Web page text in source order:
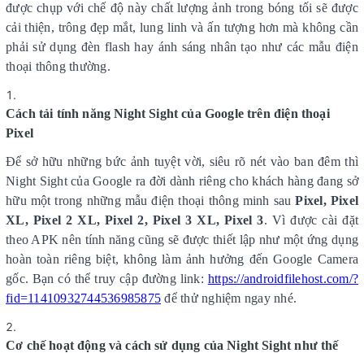
được chụp với chế độ này chất lượng ảnh trong bóng tối sẽ được
cải thiện, trông đẹp mắt, lung linh và ấn tượng hơn mà không cần
phải sử dụng đèn flash hay ánh sáng nhân tạo như các mẫu điện
thoại thông thường.
Cách tải tính năng Night Sight của Google trên điện thoại
Pixel
Để sở hữu những bức ảnh tuyệt vời, siêu rõ nét vào ban đêm thì
Night Sight của Google ra đời dành riêng cho khách hàng đang sở
hữu một trong những mẫu điện thoại thông minh sauPixel, Pixel
XL, Pixel 2 XL, Pixel 2, Pixel 3 XL, Pixel 3. Vì được cài đặt
theo APK nên tính năng cũng sẽ được thiết lập như một ứng dụng
hoàn toàn riêng biệt, không làm ảnh hưởng đến Google Camera
gốc. Bạn có thể truy cập đường link: https://androidfilehost.com/?
fid=11410932744536985875 để thử nghiệm ngay nhé.
Cơ chế hoạt động và cách sử dụng của Night Sight như thế